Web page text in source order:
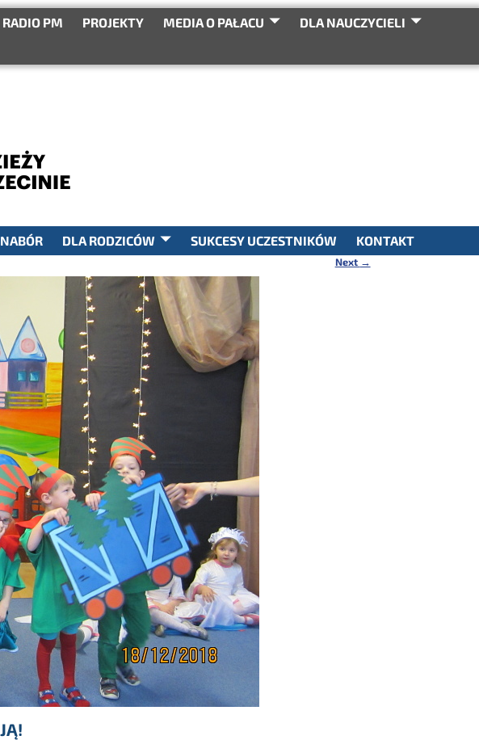
RADIO PM PROJEKTY MEDIA O PAŁACU
DLA NAUCZYCIELI
SEARCH
NABÓR DLA RODZICÓW SUKCESY UCZESTNIKÓW KONTAKT
Next →